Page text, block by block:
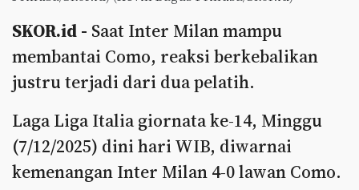
SKOR.id - Saat Inter Milan mampu
membantai Como, reaksi berkebalikan
justru terjadi dari dua pelatih.
Laga Liga Italia giornata ke-14, Minggu
(7/12/2025) dini hari WIB, diwarnai
kemenangan Inter Milan 4-0 lawan Como.